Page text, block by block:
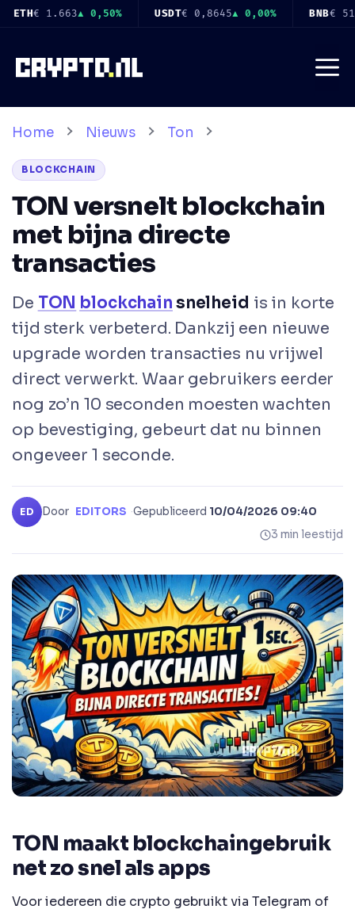
Ga
inhoud
▲ 0,00% BNB€ 512 ▲ 0,10% USDC€ 0,8647 ▲ 0,00%
Home Nieuws Ton
BLOCKCHAIN
TON versnelt blockchain
met bijna directe
transacties
De TON blockchainsnelheid is in korte
tijd sterk verbeterd. Dankzij een nieuwe
upgrade worden transacties nu vrijwel
direct verwerkt. Waar gebruikers eerder
nog zo’n 10 seconden moesten wachten
op bevestiging, gebeurt dat nu binnen
ongeveer 1 seconde.
ED Door EDITORS ·Gepubliceerd 10/04/2026 09:40
3 min leestijd
TON maakt blockchaingebruik
net zo snel als apps
Voor iedereen die crypto gebruikt via Telegram of